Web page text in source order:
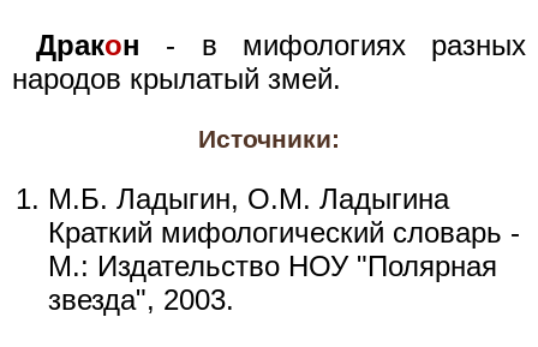
Дракон - в мифологиях разных
народов крылатый змей.
Источники:
М.Б. Ладыгин, О.М. Ладыгина
Краткий мифологический словарь -
М.: Издательство НОУ "Полярная
звезда", 2003.